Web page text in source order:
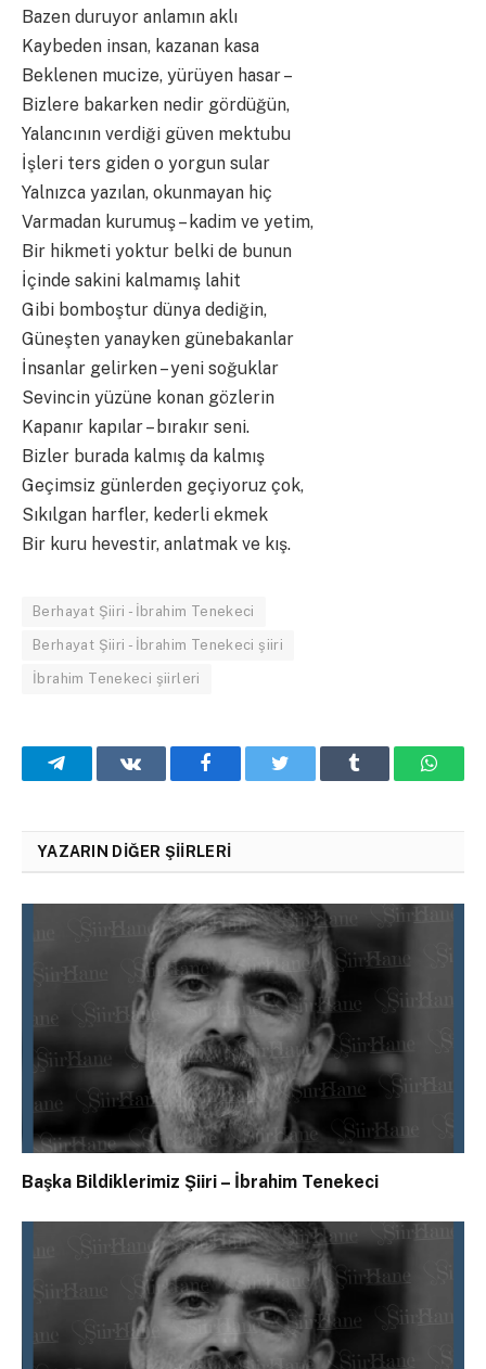
Bazen duruyor anlamın aklı
Kaybeden insan, kazanan kasa
Beklenen mucize, yürüyen hasar –
Bizlere bakarken nedir gördüğün,
Yalancının verdiği güven mektubu
İşleri ters giden o yorgun sular
Yalnızca yazılan, okunmayan hiç
Varmadan kurumuş – kadim ve yetim,
Bir hikmeti yoktur belki de bunun
İçinde sakini kalmamış lahit
Gibi bomboştur dünya dediğin,
Güneşten yanayken günebakanlar
İnsanlar gelirken – yeni soğuklar
Sevincin yüzüne konan gözlerin
Kapanır kapılar – bırakır seni.
Bizler burada kalmış da kalmış
Geçimsiz günlerden geçiyoruz çok,
Sıkılgan harfler, kederli ekmek
Bir kuru hevestir, anlatmak ve kış.
Berhayat Şiiri - İbrahim Tenekeci
Berhayat Şiiri - İbrahim Tenekeci şiiri
İbrahim Tenekeci şiirleri
TelegramVKontakteFacebookTwitter
YAZARIN DIĞER ŞIIRLERI
Başka Bildiklerimiz Şiiri – İbrahim Tenekeci